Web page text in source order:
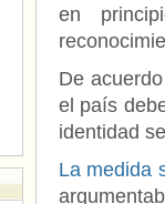
en
De
el país
identidad
La medida